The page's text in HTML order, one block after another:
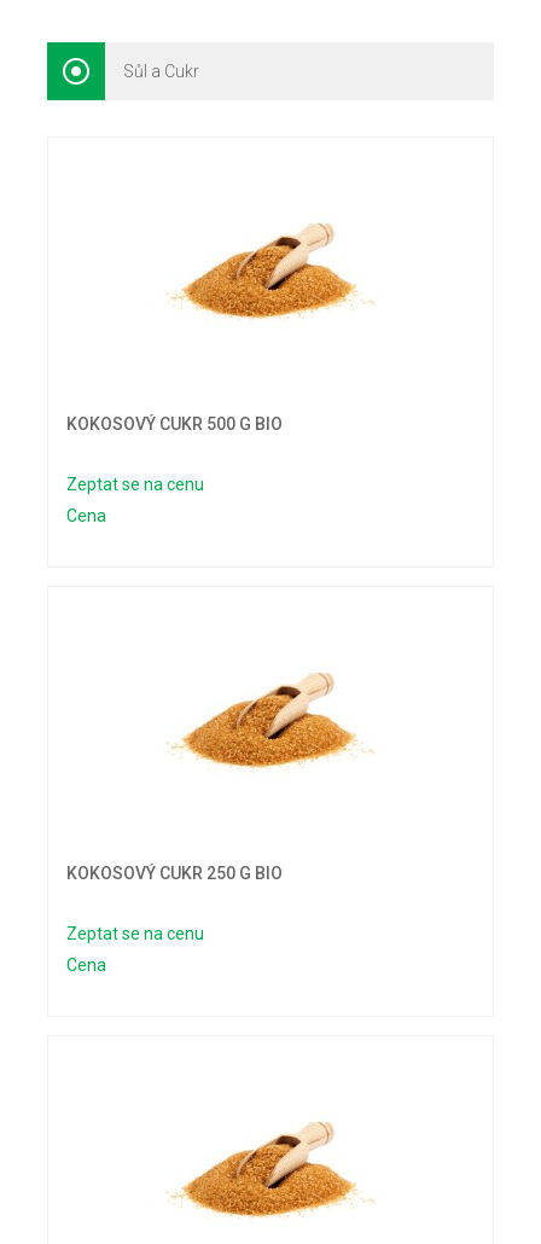
Sůl a Cukr
KOKOSOVÝ CUKR 500 G BIO
Zeptat se na cenu
Cena
KOKOSOVÝ CUKR 250 G BIO
Zeptat se na cenu
Cena